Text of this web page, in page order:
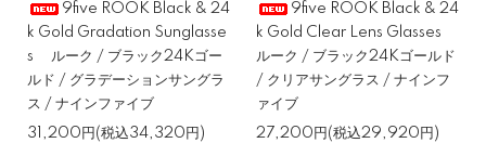
9five ROOK Black & 24
k Gold Gradation Sunglasse
s ルーク / ブラック24Kゴー
ルド / グラデーションサングラ
ス / ナインファイブ
31,200円(税込34,320円)
9five ROOK Black & 24
k Gold Clear Lens Glasses
ルーク / ブラック24Kゴールド
/ クリアサングラス / ナインフ
ァイブ
27,200円(税込29,920円)